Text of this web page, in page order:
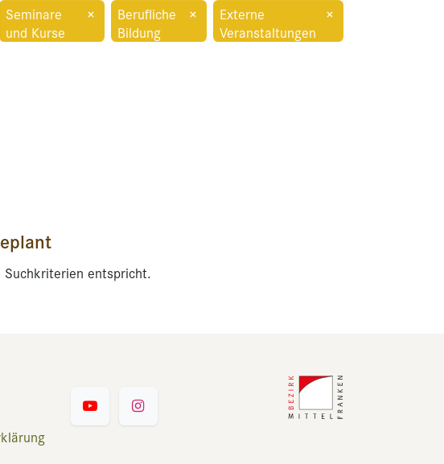
Seminare
und Kurse
×
Berufliche
Bildung
×
Externe
Veranstaltungen
×
Suchkriterien entspricht.